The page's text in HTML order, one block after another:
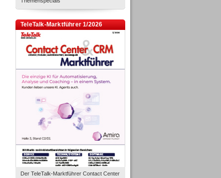
TeleTalk-Marktführer 1/2026
Der TeleTalk-Marktführer Contact Center